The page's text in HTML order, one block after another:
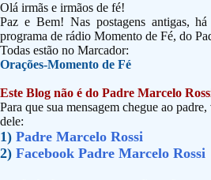
Olá irmãs e irmãos de fé!
Paz e Bem! Nas postagens antigas,
programa de rádio Momento de Fé, do
Todas estão no Marcador:
Orações-Momento de Fé
Este Blog não é do Padre Marcelo
Para que sua mensagem chegue ao
dele:
1) Padre Marcelo Rossi
2) Facebook Padre Marcelo Rossi